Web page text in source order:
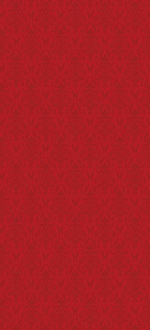
行行程に明示した運輸機関の運
設入場代及び消費税と諸税。
都合により一部利用されなくても原
ません。（コースに含まれない交通
用は含みません。）
より、安全上の観点から小学校
お客様は、ご参加いただけません。
により、中学生以下のお客様は、
年齢のお子様、中学生以下のお客
扱店舗よりキャンセルさせていただ
よりキャンセル料が発生いたしま
様よりお申込み込みを受付）